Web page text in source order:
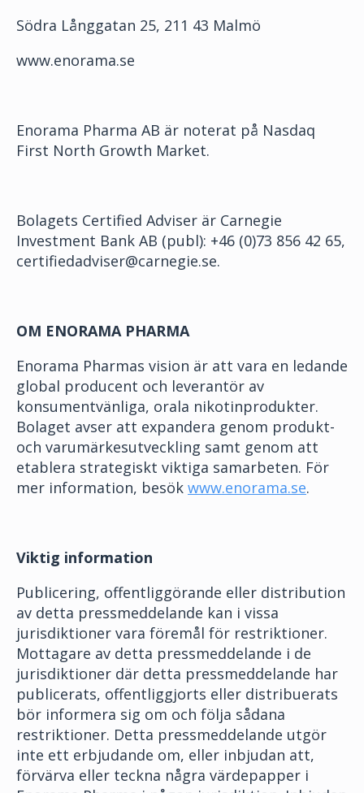
Södra Långgatan 25, 211 43 Malmö
www.enorama.se
Enorama Pharma AB är noterat på Nasdaq
First North Growth Market.
Bolagets Certified Adviser är Carnegie
Investment Bank AB (publ): +46 (0)73 856 42 65,
certifiedadviser@carnegie.se.
OM ENORAMA PHARMA
Enorama Pharmas vision är att vara en ledande
global producent och leverantör av
konsumentvänliga, orala nikotinprodukter.
Bolaget avser att expandera genom produkt-
och varumärkesutveckling samt genom att
etablera strategiskt viktiga samarbeten. För
mer information, besök www.enorama.se.
Viktig information
Publicering, offentliggörande eller distribution
av detta pressmeddelande kan i vissa
jurisdiktioner vara föremål för restriktioner.
Mottagare av detta pressmeddelande i de
jurisdiktioner där detta pressmeddelande har
publicerats, offentliggjorts eller distribuerats
bör informera sig om och följa sådana
restriktioner. Detta pressmeddelande utgör
inte ett erbjudande om, eller inbjudan att,
förvärva eller teckna några värdepapper i